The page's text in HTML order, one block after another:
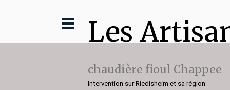
Les
chaudière fioul Chappee
Intervention sur Riedisheim et sa région